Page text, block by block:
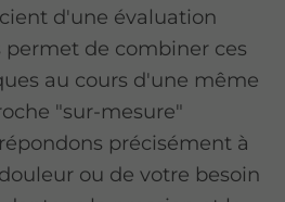
d'une évaluation
de combiner ces
au cours d'une même
"sur-mesure"
précisément à
ou de votre besoin